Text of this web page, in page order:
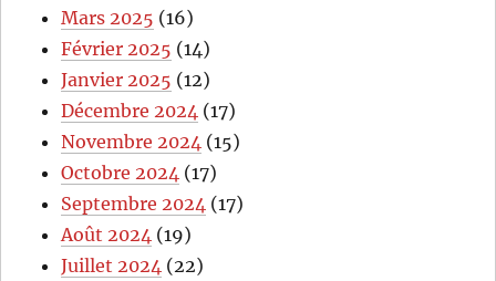
Mars 2025 (16)
Février 2025 (14)
Janvier 2025 (12)
Décembre 2024 (17)
Novembre 2024 (15)
Octobre 2024 (17)
Septembre 2024 (17)
Août 2024 (19)
Juillet 2024 (22)